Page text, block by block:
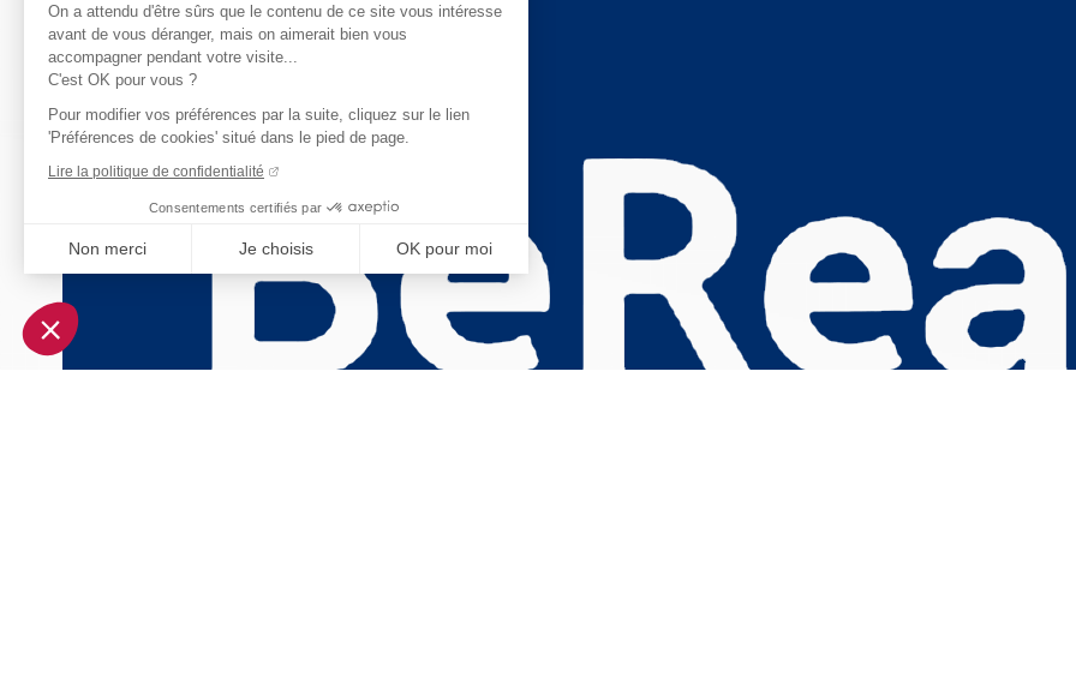
On a attendu d'être sûrs que le contenu de ce site vous intéresse
avant de vous déranger, mais on aimerait bien vous
accompagner pendant votre visite...
C'est OK pour vous ?
Pour modifier vos préférences par la suite, cliquez sur le lien
'Préférences de cookies' situé dans le pied de page.
Lire la politique de confidentialité
Consentements certifiés par
Non merci Je choisis OK pour moi
Plateforme de Gestion du Consentement : Personnalisez vos Options
Notre plateforme vous permet d'adapter et de gérer vos paramètres de confidentialité, en garantissant la conformité avec